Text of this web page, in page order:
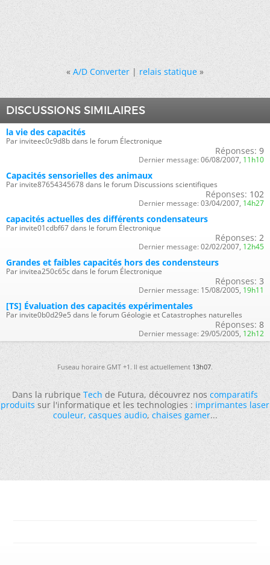
« A/D Converter|relais statique »
DISCUSSIONS SIMILAIRES
la vie des capacités
Par inviteec0c9d8b dans le forum Électronique
Réponses: 9
Dernier message: 06/08/2007, 11h10
Capacités sensorielles des animaux
Par invite87654345678 dans le forum Discussions scientifiques
Réponses: 102
Dernier message: 03/04/2007, 14h27
capacités actuelles des différents condensateurs
Par invite01cdbf67 dans le forum Électronique
Réponses: 2
Dernier message: 02/02/2007, 12h45
Grandes et faibles capacités hors des condensteurs
Par invitea250c65c dans le forum Électronique
Réponses: 3
Dernier message: 15/08/2005, 19h11
[TS] Évaluation des capacités expérimentales
Par invite0b0d29e5 dans le forum Géologie et Catastrophes naturelles
Réponses: 8
Dernier message: 29/05/2005, 12h12
Fuseau horaire GMT +1. Il est actuellement13h07.
Dans la rubriqueTechde Futura, découvrez noscomparatifs
produitssur l'informatique et les technologies :imprimantes laser
couleur,casques audio,chaises gamer...